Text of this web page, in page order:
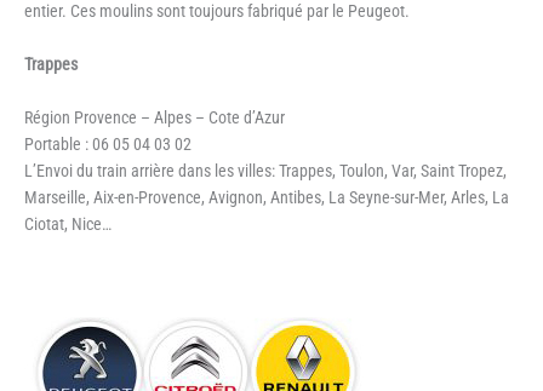
entier. Ces moulins sont toujours fabriqué par le Peugeot.
Trappes
Région Provence – Alpes – Cote d’Azur
Portable : 06 05 04 03 02
L’Envoi du train arrière dans les villes: Trappes, Toulon, Var, Saint Tropez,
Marseille, Aix-en-Provence, Avignon, Antibes, La Seyne-sur-Mer, Arles, La
Ciotat, Nice…